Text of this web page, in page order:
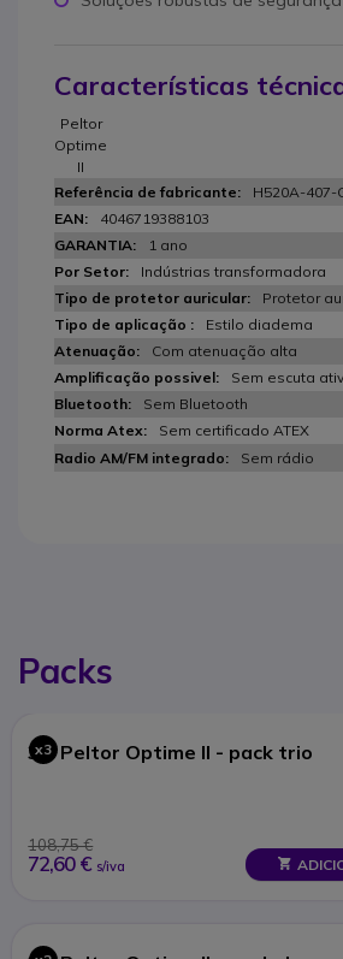
Características
Peltor
Optime
II
H520A-407-
4046719388103
1 ano
Indústrias transformadora
Protetor
Estilo diadema
Com atenuação alta
Sem escuta
Sem Bluetooth
Sem certificado ATEX
Sem rádio
Packs
x3
3M Peltor Optime II - pack trio
108,75 €
72,60 € s/iva